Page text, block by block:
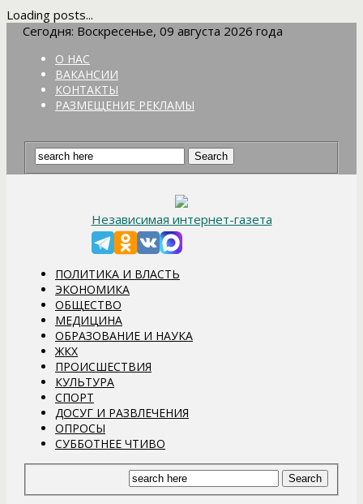
Loading posts...
Сегодня: Воскресенье, 09 августа 2026 года
О НАС
ВАКАНСИИ
КОНТАКТЫ
РАЗМЕЩЕНИЕ РЕКЛАМЫ
Независимая интернет-газета
ПОЛИТИКА И ВЛАСТЬ
ЭКОНОМИКА
ОБЩЕСТВО
МЕДИЦИНА
ОБРАЗОВАНИЕ И НАУКА
ЖКХ
ПРОИСШЕСТВИЯ
КУЛЬТУРА
СПОРТ
ДОСУГ И РАЗВЛЕЧЕНИЯ
ОПРОСЫ
СУББОТНЕЕ ЧТИВО